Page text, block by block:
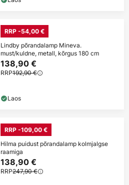
RRP -54,00 €
Lindby põrandalamp Mineva.
must/kuldne, metall, kõrgus 180 cm
138,90 €
RRP192,90 €
Laos
RRP -109,00 €
Hilma puidust põrandalamp kolmjalgse
raamiga
138,90 €
RRP247,90 €